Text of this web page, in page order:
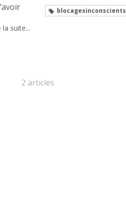
la suite...
blocagesinconscients
2 articles